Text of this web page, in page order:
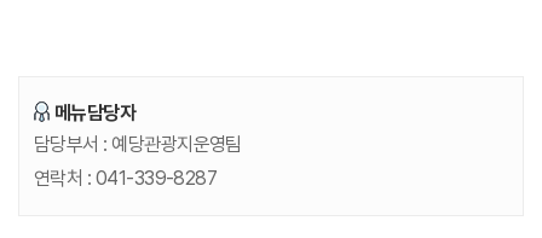
7 예당관광지
충남 예산군 응봉면 예당관광로 159-22 예당관광지 관리사무소
메뉴담당자
담당부서 : 예당관광지운영팀
연락처 : 041-339-8287